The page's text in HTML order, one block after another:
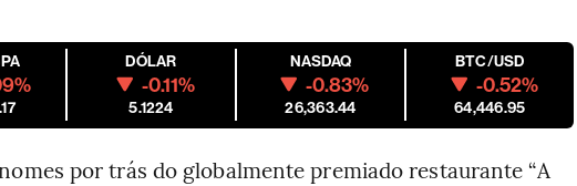
DÓLAR
-0.11%
5.1224
NASDAQ
-0.83%
26,363.44
BTC/USD
-0.52%
64,446.95
por trás do globalmente premiado restaurante “A